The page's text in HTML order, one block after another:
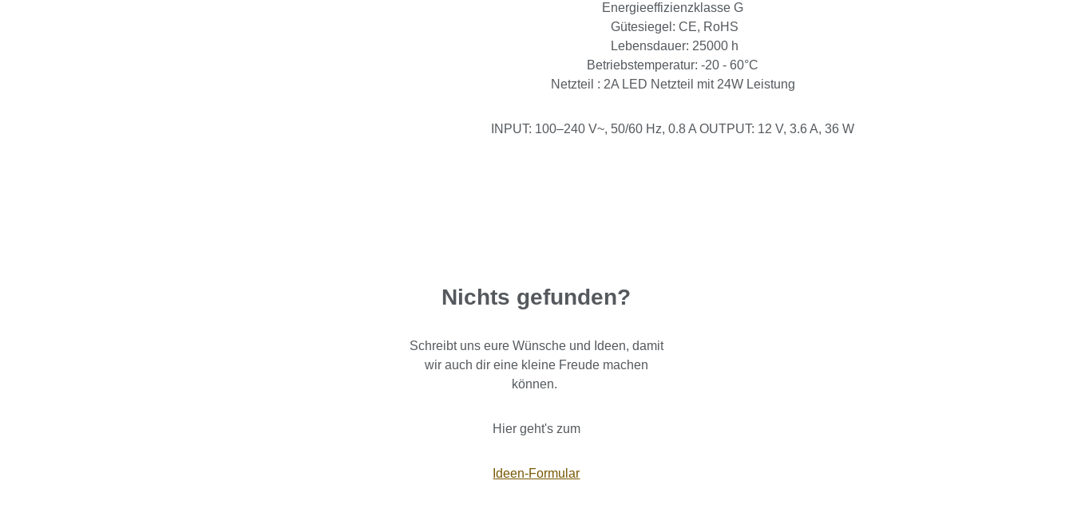
Energieeffizienzklasse G
Gütesiegel: CE, RoHS
Lebensdauer: 25000 h
Betriebstemperatur: -20 - 60°C
Netzteil : 2A LED Netzteil mit 24W Leistung
INPUT: 100–240 V~, 50/60 Hz, 0.8 A OUTPUT: 12 V, 3.6 A, 36 W
Nichts gefunden?
Schreibt uns eure Wünsche und Ideen, damit
wir auch dir eine kleine Freude machen
können.
Hier geht's zum
Ideen-Formular